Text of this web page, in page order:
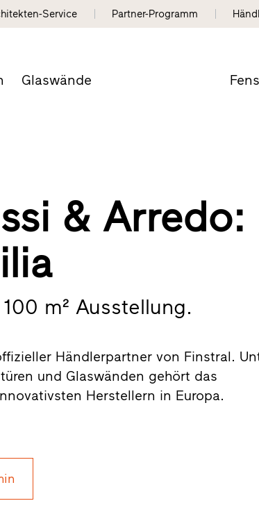
Service Partner-Programm
Glaswände
& Arredo:
m² Ausstellung.
Händlerpartner von Finstral.
und Glaswänden gehört das
Herstellern in Europa.